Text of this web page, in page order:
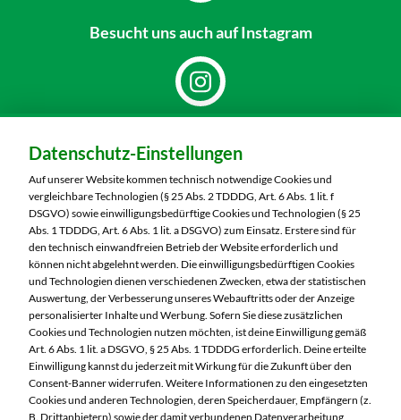
Besucht unsauch auf Instagram
MARKTKAUF Nürnberg-Thon
Wilhelmshavener Straße 15
90425 Nürnberg
Telefon:0911 93460
Markt ändern
Öffnungszeiten diese Woche:
Mo:
07:00 – 20:00 Uhr
Di:
07:00 – 20:00 Uhr
Mi:
07:00 – 20:00 Uhr
Do:
07:00 – 20:00 Uhr
Datenschutz-Einstellungen
Auf unserer Website kommen technisch notwendige Cookies und
vergleichbare Technologien (§ 25 Abs. 2 TDDDG, Art. 6 Abs. 1 lit. f
DSGVO) sowie einwilligungsbedürftige Cookies und Technologien (§ 25
Abs. 1 TDDDG, Art. 6 Abs. 1 lit. a DSGVO) zum Einsatz. Erstere sind für
den technisch einwandfreien Betrieb der Website erforderlich und
können nicht abgelehnt werden. Die einwilligungsbedürftigen Cookies
und Technologien dienen verschiedenen Zwecken, etwa der statistischen
Auswertung, der Verbesserung unseres Webauftritts oder der Anzeige
personalisierter Inhalte und Werbung. Sofern Sie diese zusätzlichen
Cookies und Technologien nutzen möchten, ist deine Einwilligung gemäß
Art. 6 Abs. 1 lit. a DSGVO, § 25 Abs. 1 TDDDG erforderlich. Deine erteilte
Einwilligung kannst du jederzeit mit Wirkung für die Zukunft über den
Consent-Banner widerrufen. Weitere Informationen zu den eingesetzten
Cookies und anderen Technologien, deren Speicherdauer, Empfängern (z.
B. Drittanbietern) sowie der damit verbundenen Datenverarbeitung